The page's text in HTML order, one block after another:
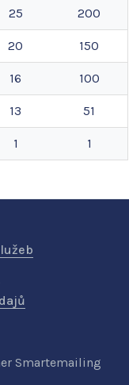
25 200
20 150
16 100
13 51
1 1